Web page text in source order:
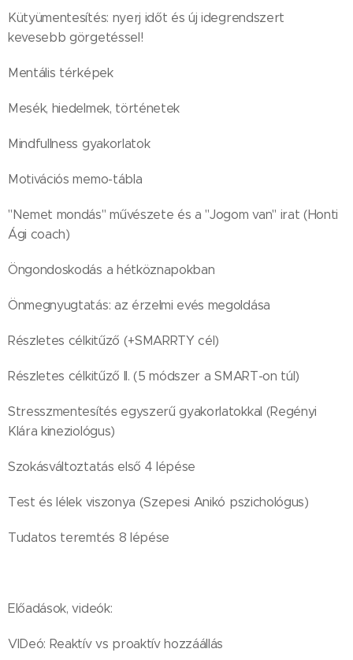
Kütyümentesítés: nyerj időt és új idegrendszert
kevesebb görgetéssel!
Mentális térképek
Mesék, hiedelmek, történetek
Mindfullness gyakorlatok
Motivációs memo-tábla
"Nemet mondás" művészete és a "Jogom van" irat (Honti
Ági coach)
Öngondoskodás a hétköznapokban
Önmegnyugtatás: az érzelmi evés megoldása
Részletes célkitűző (+SMARRTY cél)
Részletes célkitűző II. (5 módszer a SMART-on túl)
Stresszmentesítés egyszerű gyakorlatokkal (Regényi
Klára kineziológus)
Szokásváltoztatás első 4 lépése
Test és lélek viszonya (Szepesi Anikó pszichológus)
Tudatos teremtés 8 lépése
Előadások, videók:
VIDeó: Reaktív vs proaktív hozzáállás